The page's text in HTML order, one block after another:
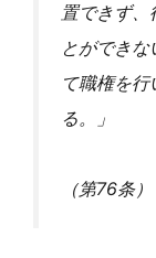
置できず
とができ
て職権を
る。」
（第76条）